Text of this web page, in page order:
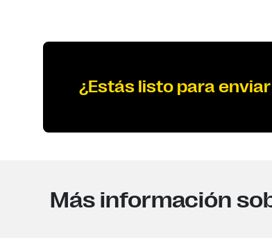
¿Estás listo para
Más información